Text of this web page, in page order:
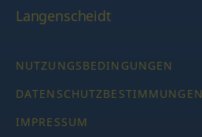
Langenscheidt
NUTZUNGSBEDINGUNGEN
DATENSCHUTZBESTIMMUNGEN
IMPRESSUM